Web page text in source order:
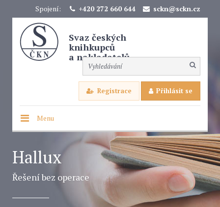
Spojení: +420 272 660 644 sckn@sckn.cz
Svaz českých
knihkupců
a nakladatelů
Registrace Přihlásit se
Menu
Hallux
Řešení bez operace